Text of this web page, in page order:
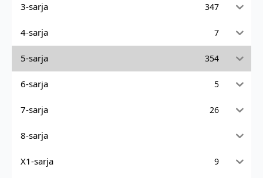
3-sarja 347
4-sarja 7
5-sarja 354
6-sarja 5
7-sarja 26
8-sarja
X1-sarja 9